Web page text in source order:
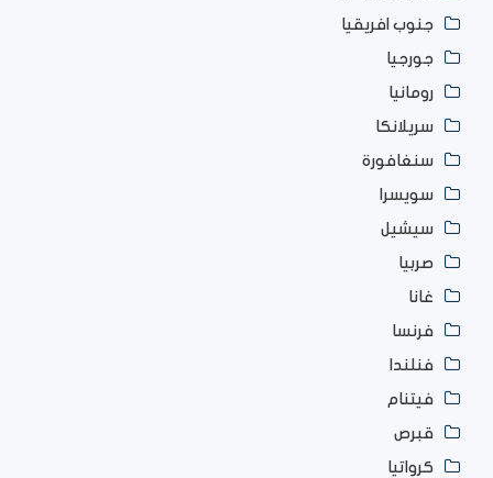
جنوب افريقيا
جورجيا
رومانيا
سريلانكا
سنغافورة
سويسرا
سيشيل
صربيا
غانا
فرنسا
فنلندا
فيتنام
قبرص
كرواتيا